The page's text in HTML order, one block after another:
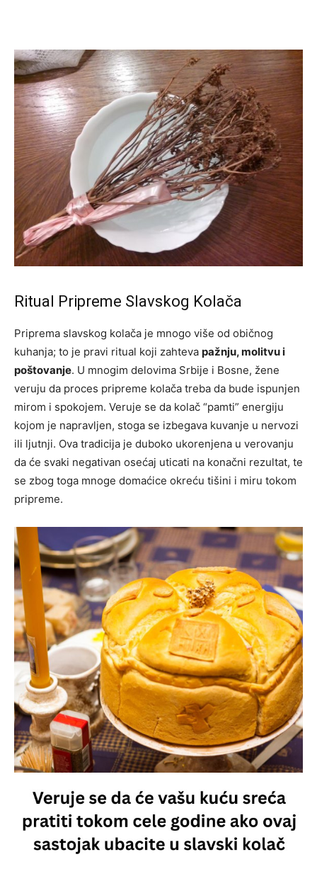
Ritual Pripreme Slavskog Kolača
Priprema slavskog kolača je mnogo više od običnog
kuhanja; to je pravi ritual koji zahteva pažnju, molitvu i
poštovanje. U mnogim delovima Srbije i Bosne, žene
veruju da proces pripreme kolača treba da bude ispunjen
mirom i spokojem. Veruje se da kolač “pamti” energiju
kojom je napravljen, stoga se izbegava kuvanje u nervozi
ili ljutnji. Ova tradicija je duboko ukorenjena u verovanju
da će svaki negativan osećaj uticati na konačni rezultat, te
se zbog toga mnoge domaćice okreću tišini i miru tokom
pripreme.